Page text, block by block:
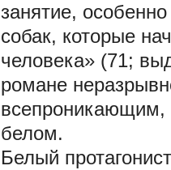
занятие,
собак, которые
человека» (71;
романе
всепроникающим,
белом.
Белый